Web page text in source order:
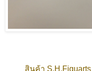
สินค้า S.H.Figuarts